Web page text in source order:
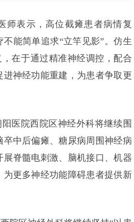
师表示，高位截瘫患者病情复
能简单追求“立竿见影”。仿生
，在于通过精准神经调控，配合
神经功能重建，为患者争取更
医院西院区神经外科将继续围
中后偏瘫、糖尿病周围神经病
脊髓电刺激、脑机接口、机器
为更多神经功能障碍患者提供新